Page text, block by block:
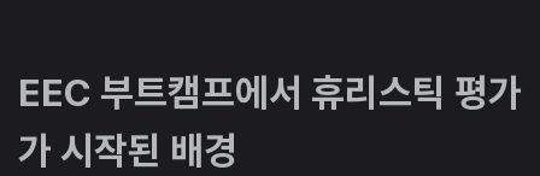
EEC 부트캠프에서 휴리스틱 평가
가 시작된 배경